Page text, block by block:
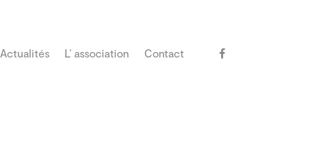
Actualités L’ association Contact